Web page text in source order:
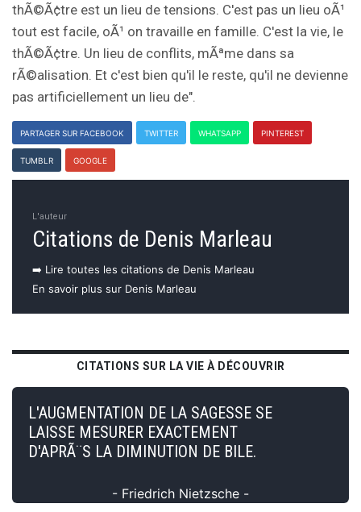
thÃ©Ã¢tre est un lieu de tensions. C'est pas un lieu oÃ¹
tout est facile, oÃ¹ on travaille en famille. C'est la vie, le
thÃ©Ã¢tre. Un lieu de conflits, mÃªme dans sa
rÃ©alisation. Et c'est bien qu'il le reste, qu'il ne devienne
pas artificiellement un lieu de".
PARTAGER SUR FACEBOOK TWITTER WHATSAPP PINTEREST
TUMBLR GOOGLE
L'auteur
Citations de Denis Marleau
➡️ Lire toutes les citations de Denis Marleau
En savoir plus sur Denis Marleau
CITATIONS SUR LA VIE À DÉCOUVRIR
L'AUGMENTATION DE LA SAGESSE SE
LAISSE MESURER EXACTEMENT
D'APRÃ¨S LA DIMINUTION DE BILE.
- Friedrich Nietzsche -